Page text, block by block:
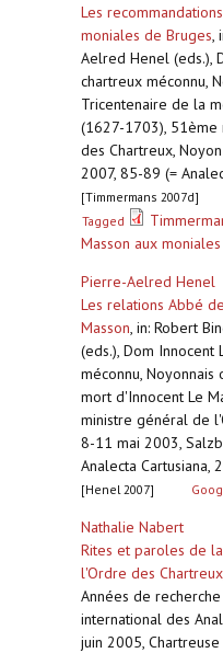
Les
moniales de Bruges,
Aelred Henel (eds.),
chartreux méconnu,
Tricentenaire de la
(1627-1703),
des Chartreux,
2007, 85-89 (=
[Timmermans 2007d]
Tagged
Masson aux
Pierre-Aelred Henel
Les relations Abbé
Masson, in: Robert
(eds.), Dom Innocent
méconnu,
mort d'Innocent Le
ministre général de
8-11 mai 2003,
Analecta Cartusiana,
[Henel 2007]
Nathalie Nabert
Rites et paroles de
l'Ordre des Chartreux
Années de
international des
juin 2005,